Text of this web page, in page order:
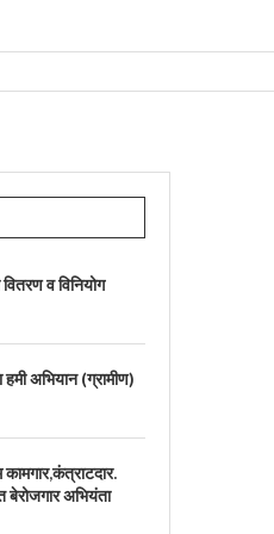
व विनियोग
अभियान (ग्रामीण)
कामगार,कंत्राटदार.
बेरोजगार अभियंता